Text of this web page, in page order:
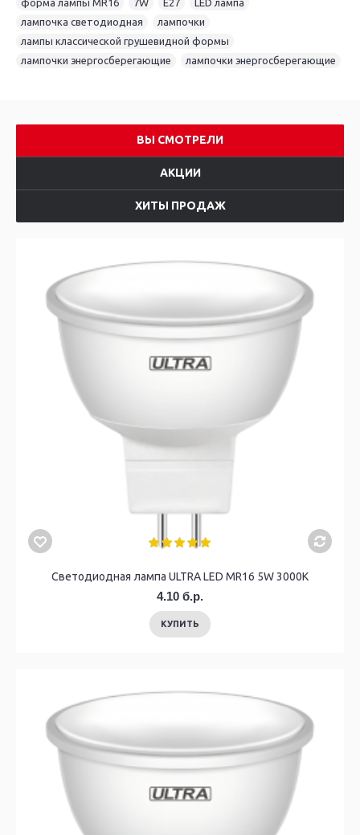
лампочка светодиодная
лампочки
лампы классической грушевидной формы
лампочки энергосберегающие
лампочки энергосберегающие
ВЫ СМОТРЕЛИ
АКЦИИ
ХИТЫ ПРОДАЖ
Светодиодная лампа ULTRA LED MR16 5W 3000K
4.10 б.р.
КУПИТЬ